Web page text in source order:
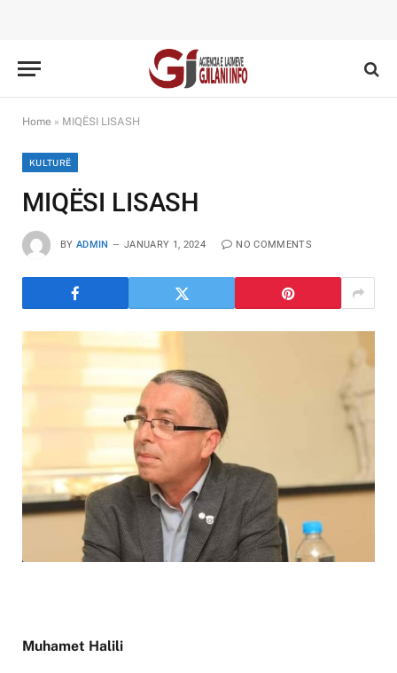
Home » MIQËSI LISASH
KULTURË
MIQËSI LISASH
BY ADMIN JANUARY 1, 2024 NO COMMENTS
Muhamet Halili